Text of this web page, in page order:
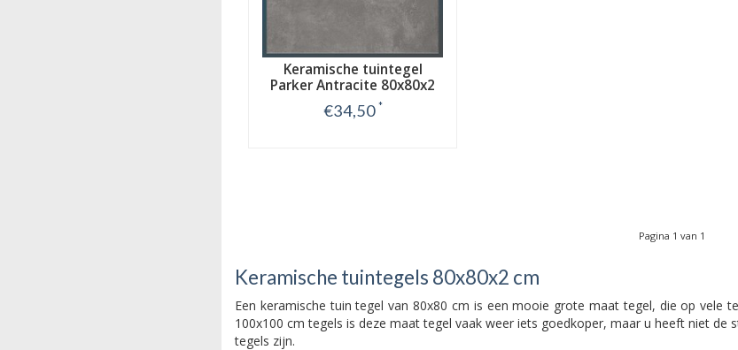
Keramische tuintegel
Parker Antracite 80x80x2
cm
€34,50 *
Pagina 1 van 1
Keramische tuintegels 80x80x2 cm
Een keramische tuin tegel van 80x80 cm is een mooie grote maat tegel, die op vele
100x100 cm tegels is deze maat tegel vaak weer iets goedkoper, maar u heeft niet
tegels zijn.